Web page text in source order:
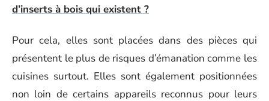
d’inserts à bois qui existent ?
Pour cela, elles sont placées dans des pièces qui
présentent le plus de risques d’émanation comme les
cuisines surtout. Elles sont également positionnées
non loin de certains appareils reconnus pour leurs